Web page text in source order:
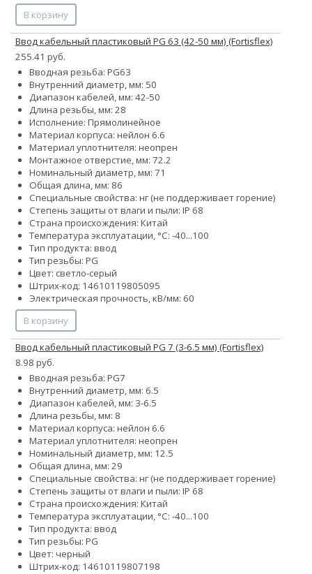
В корзину
Ввод кабельный пластиковый PG 63 (42-50 мм) (Fortisflex)
255.41 руб.
Вводная резьба: PG63
Внутренний диаметр, мм: 50
Диапазон кабелей, мм: 42-50
Длина резьбы, мм: 28
Исполнение: Прямолинейное
Материал корпуса: нейлон 6.6
Материал уплотнителя: неопрен
Монтажное отверстие, мм: 72.2
Номинальный диаметр, мм: 71
Общая длина, мм: 86
Специальные свойства: нг (не поддерживает горение)
Степень защиты от влаги и пыли: IP 68
Страна происхождения: Китай
Температура эксплуатации, °С: -40...100
Тип продукта: ввод
Тип резьбы: PG
Цвет: светло-серый
Штрих-код: 14610119805095
Электрическая прочность, кВ/мм: 60
В корзину
Ввод кабельный пластиковый PG 7 (3-6.5 мм) (Fortisflex)
8.98 руб.
Вводная резьба: PG7
Внутренний диаметр, мм: 6.5
Диапазон кабелей, мм: 3-6.5
Длина резьбы, мм: 8
Материал корпуса: нейлон 6.6
Материал уплотнителя: неопрен
Номинальный диаметр, мм: 12.5
Общая длина, мм: 29
Специальные свойства: нг (не поддерживает горение)
Степень защиты от влаги и пыли: IP 68
Страна происхождения: Китай
Температура эксплуатации, °С: -40...100
Тип продукта: ввод
Тип резьбы: PG
Цвет: черный
Штрих-код: 14610119807198